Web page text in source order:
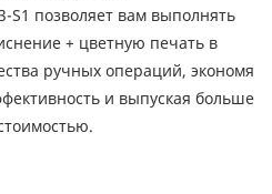
S1 позволяет вам выполнять
+ цветную печать в
ручных операций, экономя
и выпуская больше